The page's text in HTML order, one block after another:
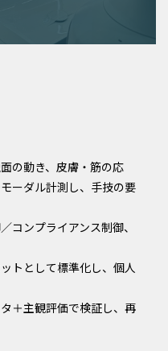
の動き、皮膚・筋の応
ーダル計測し、手技の要
コンプライアンス制御、
トとして標準化し、個人
＋主観評価で検証し、再